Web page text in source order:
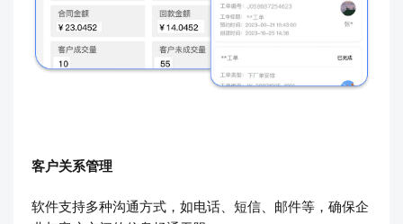
客户关系管理
软件支持多种沟通方式，如电话、短信、邮件等，确保企